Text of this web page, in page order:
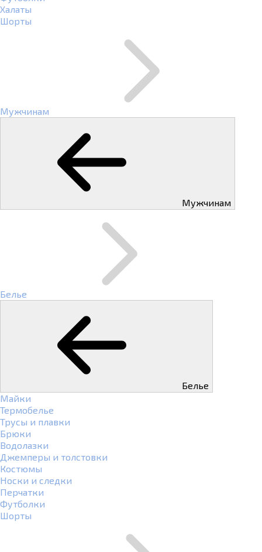
Халаты
Шорты
Мужчинам
Мужчинам
Белье
Белье
Майки
Термобелье
Трусы и плавки
Брюки
Водолазки
Джемперы и толстовки
Костюмы
Носки и следки
Перчатки
Футболки
Шорты